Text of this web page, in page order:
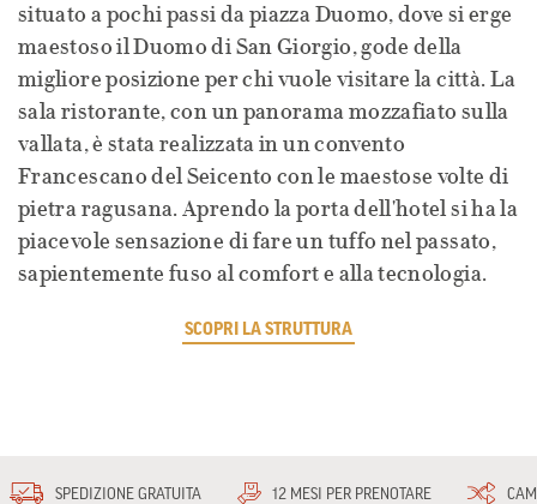
situato a pochi passi da piazza Duomo, dove si erge
maestoso il Duomo di San Giorgio, gode della
migliore posizione per chi vuole visitare la città. La
sala ristorante, con un panorama mozzafiato sulla
vallata, è stata realizzata in un convento
Francescano del Seicento con le maestose volte di
pietra ragusana. Aprendo la porta dell'hotel si ha la
piacevole sensazione di fare un tuffo nel passato,
sapientemente fuso al comfort e alla tecnologia.
SCOPRI LA STRUTTURA
SPEDIZIONE GRATUITA 12 MESI PER PRENOTARE